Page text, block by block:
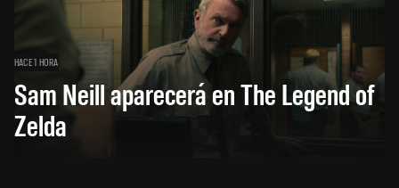
HACE 1 HORA
Sam Neill aparecerá en The Legend of
Zelda